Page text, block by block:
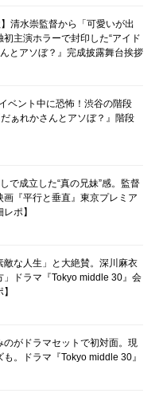
清水崇監督から「可愛いが出
主演ホラーで封印した“アイド
とアソぼ？』完成披露舞台挨拶
ベント中に恐怖！渋谷の階段
ぁれかさんとアソぼ？』階段
で成立した“真の兄妹”感。監督
『平行と垂直』東京プレミア
ポ】
な人生」と大絶賛。深川麻衣
ドラマ『Tokyo middle 30』会
がドラマセットで初対面。現
。ドラマ『Tokyo middle 30』